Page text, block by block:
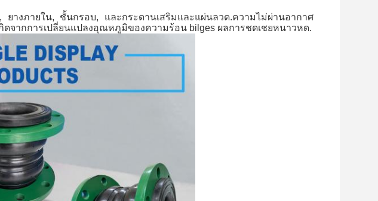
ยางภายใน, ชั้นกรอบ, และกระดานเสริมและแผ่นลวด.ความไม่ผ่านอากาศ
จากการเปลี่ยนแปลงอุณหภูมิของความร้อน bilges ผลการชดเชยหนาวหด.